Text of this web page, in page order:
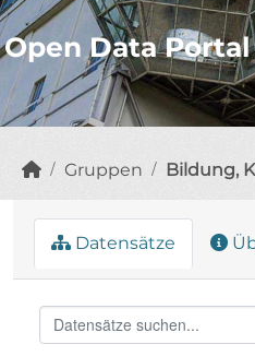
Open Data
Gruppen Bildung,
Datensätze